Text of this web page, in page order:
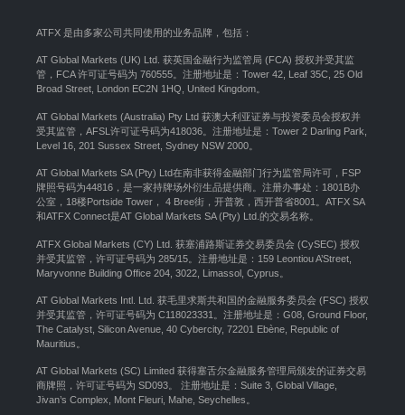
ATFX 是由多家公司共同使用的业务品牌，包括：
AT Global Markets (UK) Ltd. 获英国金融行为监管局 (FCA) 授权并受其监
管，FCA 许可证号码为 760555。注册地址是：Tower 42, Leaf 35C, 25 Old
Broad Street, London EC2N 1HQ, United Kingdom。
AT Global Markets (Australia) Pty Ltd 获澳大利亚证券与投资委员会授权并
受其监管，AFSL许可证号码为418036。注册地址是：Tower 2 Darling Park,
Level 16, 201 Sussex Street, Sydney NSW 2000
AT Global Markets SA (Pty) Ltd在南非获得金融部门行为监管局许可，FSP
牌照号码为44816，是一家持牌场外衍生品提供商。注册办事处：1801B办
公室，18楼Portside Tower， 4 Bree街，开普敦，西开普省8001。ATFX SA
和ATFX Connect是AT Global Markets SA (Pty) Ltd.的交易名称。
ATFX Global Markets (CY) Ltd. 获塞浦路斯证券交易委员会 (CySEC) 授权
并受其监管，许可证号码为 285/15。注册地址是：159 Leontiou A’Street,
Maryvonne Building Office 204, 3022, Limassol, Cyprus。
AT Global Markets Intl. Ltd. 获毛里求斯共和国的金融服务委员会 (FSC) 授权
并受其监管，许可证号码为 C118023331。注册地址是：G08, Ground Floor,
The Catalyst, Silicon Avenue, 40 Cybercity, 72201 Ebène, Republic of
Mauritius。
AT Global Markets (SC) Limited 获得塞舌尔金融服务管理局颁发的证券交易
商牌照，许可证号码为 SD093。 注册地址是：Suite 3, Global Village,
Jivan’s Complex, Mont Fleuri, Mahe, Seychelles。